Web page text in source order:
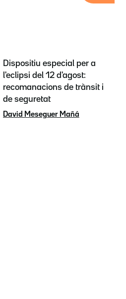
Dispositiu especial per a
l'eclipsi del 12 d'agost:
recomanacions de trànsit i
de seguretat
David Meseguer Mañá